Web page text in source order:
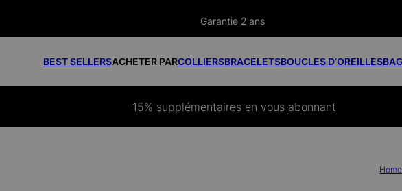
Garantie 2 ans
BEST SELLERSACHETER PARCOLLIERSBRACELETSBOUCLES D’OREILLES
15% supplémentaires en vous abonnant
Home